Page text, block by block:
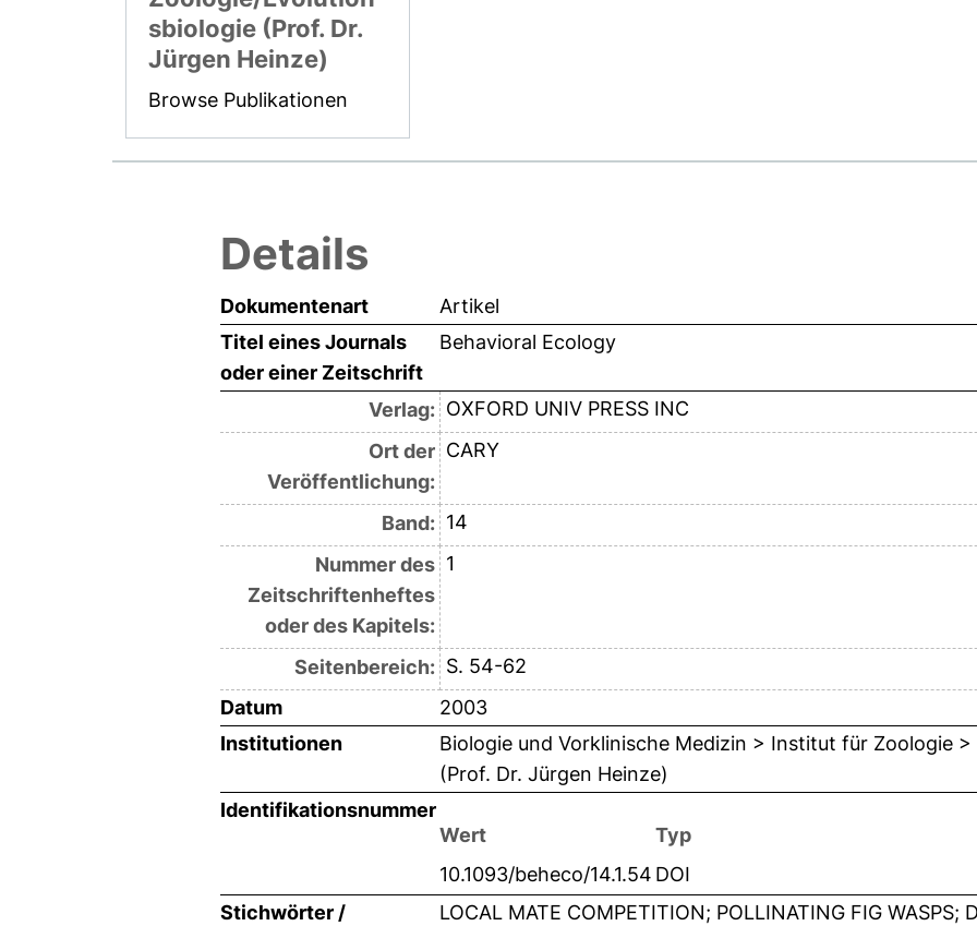
sbiologie (Prof. Dr.
Jürgen Heinze)
Browse Publikationen
Details
Dokumentenart
Artikel
Titel eines Journals
oder einer Zeitschrift
Behavioral Ecology
Verlag: OXFORD UNIV PRESS INC
Ort der
Veröffentlichung:
CARY
Band: 14
Nummer des
Zeitschriftenheftes
oder des Kapitels:
1
Seitenbereich: S. 54-62
Datum
2003
Institutionen
Biologie und Vorklinische Medizin > Institut für Zoologie
(Prof. Dr. Jürgen Heinze)
Identifikationsnummer
Wert
Typ
10.1093/beheco/14.1.54 DOI
Stichwörter /
LOCAL MATE COMPETITION; POLLINATING FIG WASPS;